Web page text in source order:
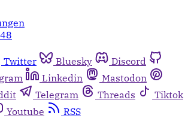
Twitter Bluesky
Discord
Linkedin
Mastodon
Telegram Threads
Tiktok
Youtube RSS